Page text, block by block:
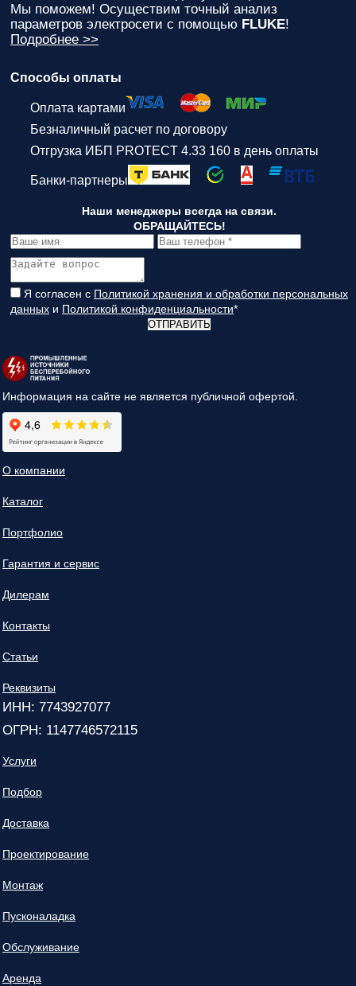
Мы поможем! Осуществим точный анализ
параметров электросети с помощью FLUKE!
Подробнее >>
Способы оплаты
Оплата картами
Безналичный расчет по договору
Отгрузка ИБП PROTECT 4.33 160 в день оплаты
Банки-партнеры
Наши менеджеры всегда на связи.
ОБРАЩАЙТЕСЬ!
Я согласен с Политикой хранения и обработки персональных
данных и Политикой конфиденциальности*
ОТПРАВИТЬ
Информация на сайте не является публичной офертой.
О компании
Каталог
Портфолио
Гарантия и сервис
Дилерам
Контакты
Статьи
Реквизиты
ИНН: 7743927077
ОГРН: 1147746572115
Услуги
Подбор
Доставка
Проектирование
Монтаж
Пусконаладка
Обслуживание
Аренда